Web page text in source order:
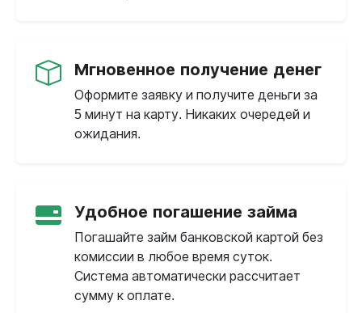
Мгновенное получение денег
Оформите заявку и получите деньги за
5 минут на карту. Никаких очередей и
ожидания.
Удобное погашение займа
Погашайте займ банковской картой без
комиссии в любое время суток.
Система автоматически рассчитает
сумму к оплате.